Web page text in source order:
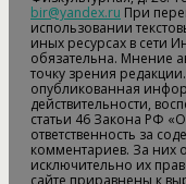
bir@yandex.ru При
использовании
иных ресурсах в сети
обязательна. Мнение
точку зрения
опубликованная
действительности,
статьи 46 Закона РФ
ответственность за
комментариев. За них
исключительно их